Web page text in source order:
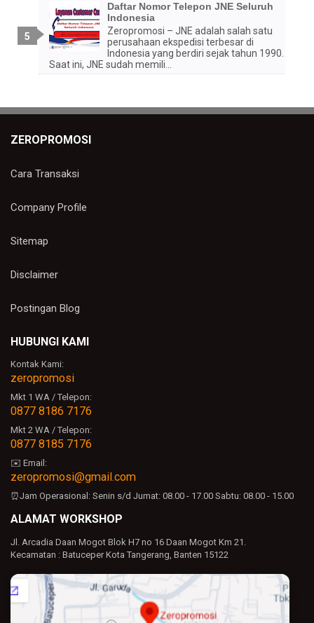
Daftar Nomor Telepon JNE Seluruh
Indonesia
Zeropromosi – JNE adalah salah satu
perusahaan ekspedisi terbesar di
Indonesia yang berdiri sejak tahun 1990.
Saat ini, JNE sudah memili...
ZEROPROMOSI
Cara Transaksi
Company Profile
Sitemap
Disclaimer
Postingan Blog
HUBUNGI KAMI
Kontak Kami:
zeropromosi
Mkt 1 WA / Telepon:
0877 8186 7176
Mkt 2 WA / Telepon:
0877 8185 7176
✉️ Email:
zeropromosi@gmail.com
⏰Jam Operasional: Senin s/d Jumat: 08.00 - 17.00 Sabtu: 08.00 - 15.00
ALAMAT WORKSHOP
Jl. Arcadia Daan Mogot Blok H7 no 16 Daan Mogot Km 21.
Kecamatan : Batuceper Kota Tangerang, Banten 15122